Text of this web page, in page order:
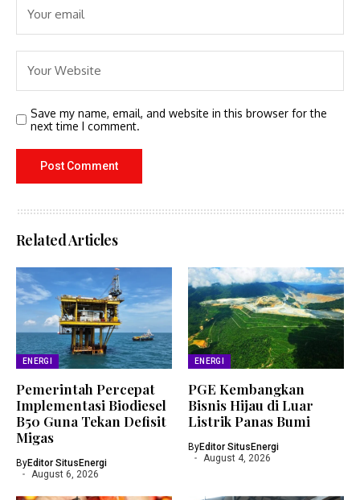
Save my name, email, and website in this browser for the
next time I comment.
Related Articles
ENERGI
Pemerintah Percepat
Implementasi Biodiesel
B50 Guna Tekan Defisit
Migas
ByEditor SitusEnergi
August 6, 2026
ENERGI
PGE Kembangkan
Bisnis Hijau di Luar
Listrik Panas Bumi
ByEditor SitusEnergi
August 4, 2026